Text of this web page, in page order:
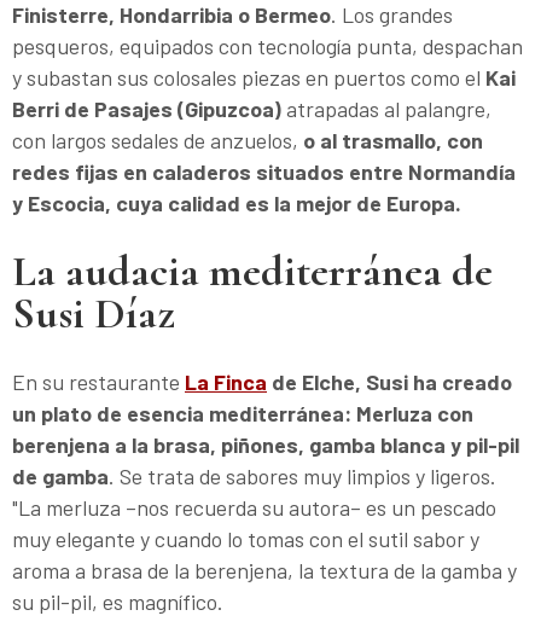
Finisterre, Hondarribia o Bermeo. Los grandes
pesqueros, equipados con tecnología punta, despachan
y subastan sus colosales piezas en puertos como el Kai
Berri de Pasajes (Gipuzcoa)atrapadas al palangre,
con largos sedales de anzuelos, o al trasmallo, con
redes fijas en caladeros situados entre Normandía
y Escocia, cuya calidad es la mejor de Europa.
La audacia mediterránea de
Susi Díaz
En su restaurante La Finca de Elche, Susi ha creado
un plato de esencia mediterránea: Merluza con
berenjena a la brasa, piñones, gamba blanca y pil-pil
de gamba. Se trata de sabores muy limpios y ligeros.
"La merluza –nos recuerda su autora– es un pescado
muy elegante y cuando lo tomas con el sutil sabor y
aroma a brasa de la berenjena, la textura de la gamba y
su pil-pil, es magnífico.